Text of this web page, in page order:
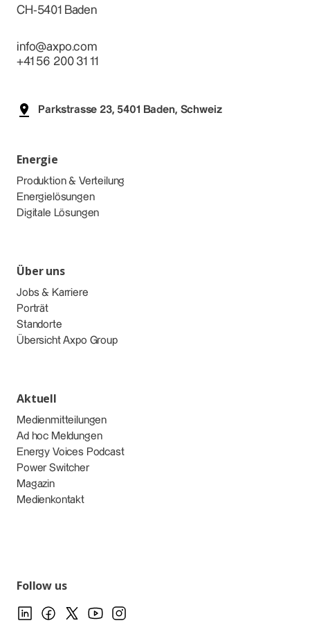
CH-5401 Baden
info@axpo.com
+41 56 200 31 11
Parkstrasse 23, 5401 Baden, Schweiz
Energie
Produktion & Verteilung
Energielösungen
Digitale Lösungen
Über uns
Jobs & Karriere
Porträt
Standorte
Übersicht Axpo Group
Aktuell
Medienmitteilungen
Ad hoc Meldungen
Energy Voices Podcast
Power Switcher
Magazin
Medienkontakt
Follow us